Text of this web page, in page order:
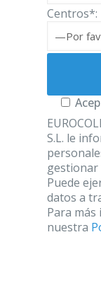
Centros*:
S.L. le
gestionar
Puede
datos a
Para
nuestra